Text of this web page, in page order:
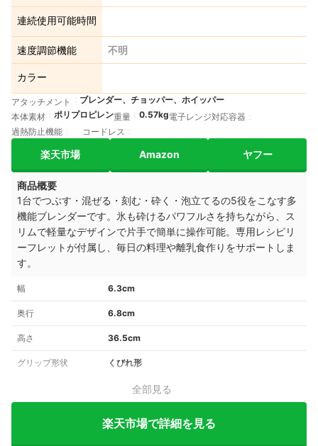
連続使用可能時間
速度調節機能 不明
カラー
アタッチメント
ブレンダー、チョッパー、ホイッパー
本体素材
ポリプロピレン重量 0.57kg電子レンジ対応容器
過熱防止機能
コードレス
楽天市場 Amazon ヤフー
商品概要
1台でつぶす・混ぜる・刻む・砕く・泡立てるの5役をこなす多
機能ブレンダーです。氷も砕けるパワフルさを持ちながら、ス
リムで軽量なデザインで片手で簡単に操作可能。専用レシピリ
ーフレットが付属し、毎日の料理や離乳食作りをサポートしま
す。
幅 6.3cm
奥行 6.8cm
高さ 36.5cm
グリップ形状 くびれ形
全部見る
楽天市場で詳細を見る